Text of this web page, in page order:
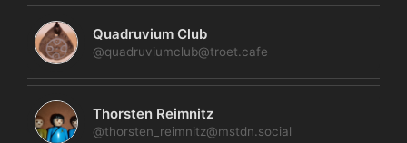
Quadruvium Club
@quadruviumclub@troet.cafe
Thorsten Reimnitz
@thorsten_reimnitz@mstdn.social